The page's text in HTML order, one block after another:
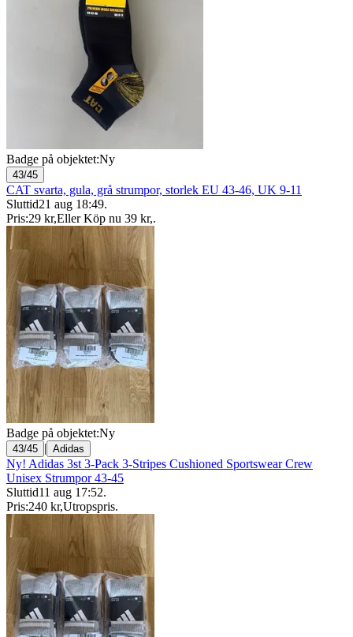
Badge på objektet:Ny
43/45
CAT svarta, gula, grå strumpor, storlek EU 43-46, UK 9-11
Sluttid21 aug 18:49.
Pris:29 kr,Eller Köp nu 39 kr,.
Badge på objektet:Ny
43/45 | Adidas
Ny! Adidas 3st 3-Pack 3-Stripes Cushioned Sportswear Crew
Unisex Strumpor 43-45
Sluttid11 aug 17:52.
Pris:240 kr,Utropspris.